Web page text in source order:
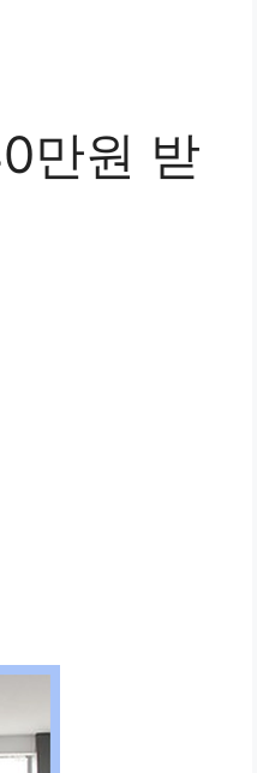
만원 받